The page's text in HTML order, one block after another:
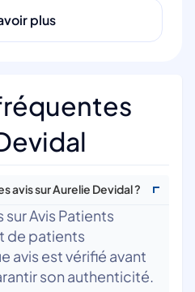
plus
avis sur Aurelie Devidal ?
sur Avis Patients
de patients
avis est vérifié avant
son authenticité.